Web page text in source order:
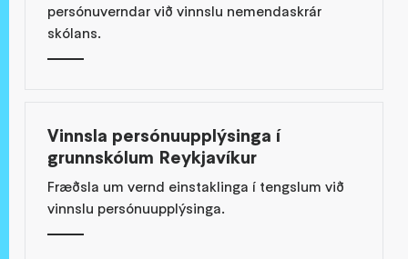
persónuverndar við vinnslu nemendaskrár
skólans.
Vinnsla persónuupplýsinga í
grunnskólum Reykjavíkur
Fræðsla um vernd einstaklinga í tengslum við
vinnslu persónuupplýsinga.